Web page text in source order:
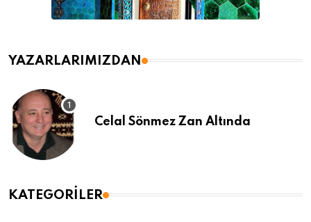
YAZARLARIMIZDAN
Celal Sönmez Zan Altında
KATEGORILER